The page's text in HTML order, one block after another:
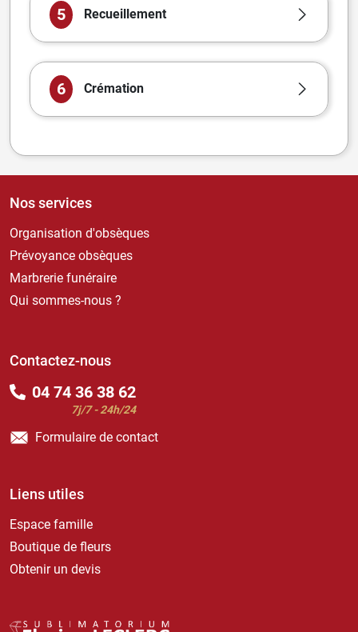
5 Recueillement
6 Crémation
Nos services
Organisation d'obsèques
Prévoyance obsèques
Marbrerie funéraire
Qui sommes-nous ?
Contactez-nous
04 74 36 38 62
7j/7 - 24h/24
Formulaire de contact
Liens utiles
Espace famille
Boutique de fleurs
Obtenir un devis